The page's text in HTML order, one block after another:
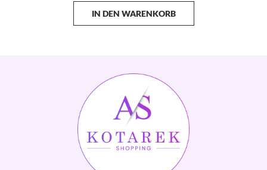
IN DEN WARENKORB